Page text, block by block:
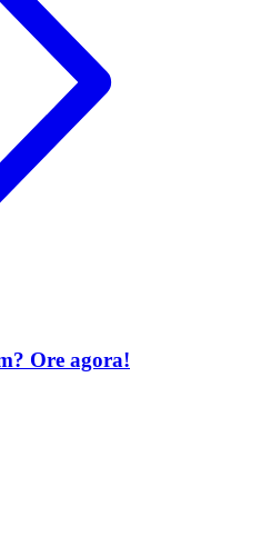
Ore agora!